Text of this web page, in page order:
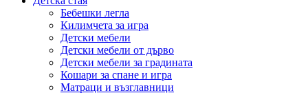
Бебешки легла
Килимчета за игра
Детски мебели
Детски мебели от дърво
Детски мебели за градината
Кошари за спане и игра
Матраци и възглавници